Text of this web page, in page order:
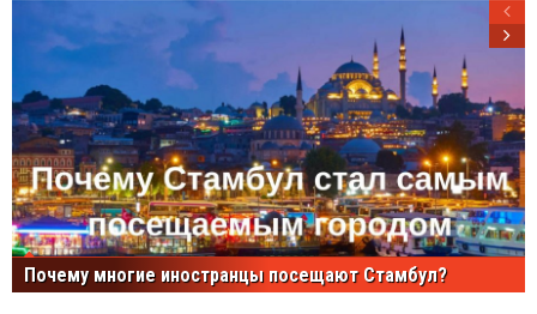
Почему многие иностранцы посещают Стамбул?